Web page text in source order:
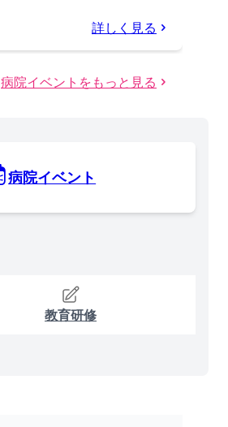
詳しく見る
病院イベントをもっと見る
病院イベント
教育研修